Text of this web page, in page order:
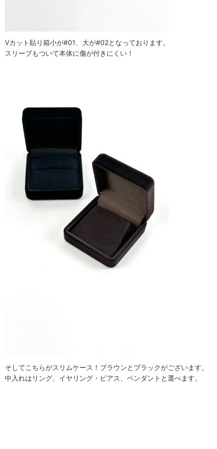
Vカット貼り箱小が#01、大が#02となっております。
スリーブもついて本体に傷が付きにくい！
そしてこちらがスリムケース！ブラウンとブラックがございます。
中入れはリング、イヤリング・ピアス、ペンダントと選べます。